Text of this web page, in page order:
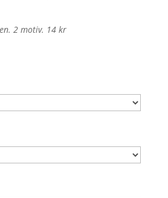
2 motiv. 14 kr